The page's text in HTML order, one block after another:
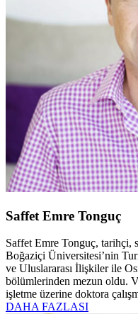
Saffet Emre Tonguç
Saffet Emre Tonguç, tarihçi,
Boğaziçi Üniversitesi’nin
ve Uluslararası İlişkiler ile
bölümlerinden mezun oldu.
işletme üzerine doktora
DAHA FAZLASI